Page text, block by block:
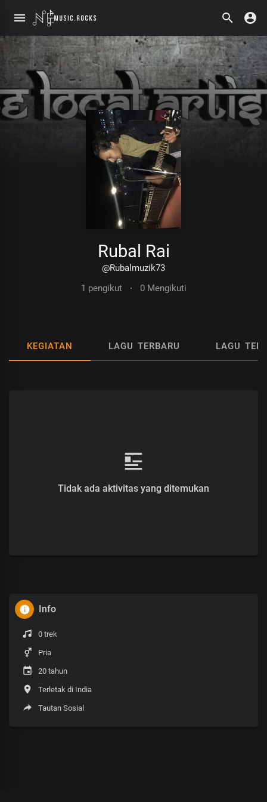
Rubal Rai
@Rubalmuzik73
1 pengikut
· 0 Mengikuti
KEGIATAN LAGU TERBARU LAGU
Tidak ada aktivitas yang ditemukan
Info
0 trek
Pria
20 tahun
Terletak di India
Tautan Sosial